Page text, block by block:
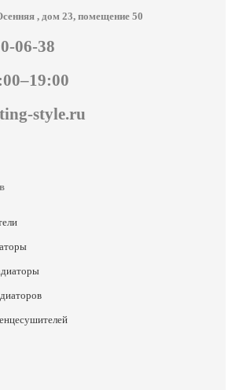
, дом 23, помещение 50
06-38
style.ru